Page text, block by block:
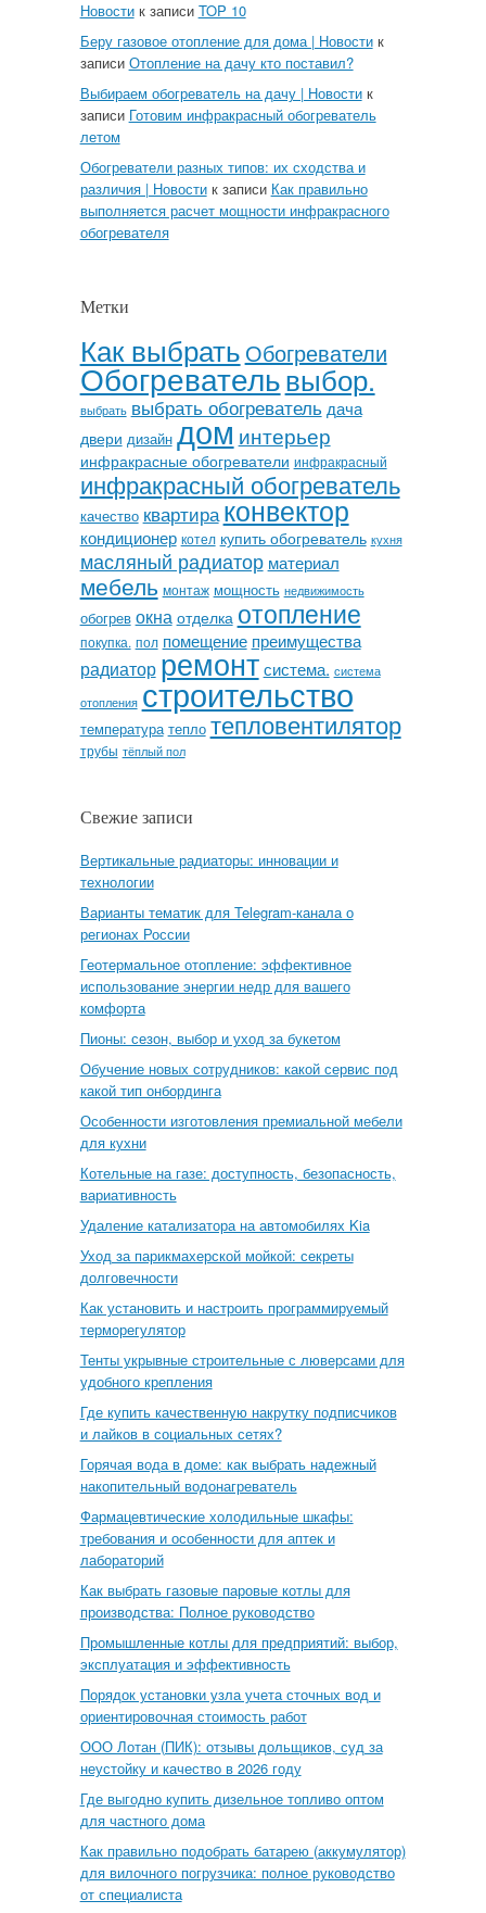
Новостик записи TOP 10
Беру газовое отопление для дома | Новостик
записи Отопление на дачу кто поставил?
Выбираем обогреватель на дачу | Новостик
записи Готовим инфракрасный обогреватель
летом
Обогреватели разных типов: их сходства и
различия | Новостик записи Как правильно
выполняется расчет мощности инфракрасного
обогревателя
Метки
Как выбрать Обогреватели
Обогревательвыбор.
выбрать выбрать обогреватель дача
двери дизайн дом интерьер
инфракрасные обогреватели инфракрасный
инфракрасный обогреватель
качество квартираконвектор
кондиционер котел купить обогреватель кухня
масляный радиатор материал
мебель монтаж мощность недвижимость
обогрев окна отделка отопление
покупка. пол помещение преимущества
радиатор ремонт система. система
отопления строительство
температура тепло тепловентилятор
трубы тёплый пол
Свежие записи
Вертикальные радиаторы: инновации и
технологии
Варианты тематик для Telegram-канала о
регионах России
Геотермальное отопление: эффективное
использование энергии недр для вашего
комфорта
Пионы: сезон, выбор и уход за букетом
Обучение новых сотрудников: какой сервис под
какой тип онбординга
Особенности изготовления премиальной мебели
для кухни
Котельные на газе: доступность, безопасность,
вариативность
Удаление катализатора на автомобилях Kia
Уход за парикмахерской мойкой: секреты
долговечности
Как установить и настроить программируемый
терморегулятор
Тенты укрывные строительные с люверсами для
удобного крепления
Где купить качественную накрутку подписчиков
и лайков в социальных сетях?
Горячая вода в доме: как выбрать надежный
накопительный водонагреватель
Фармацевтические холодильные шкафы:
требования и особенности для аптек и
лабораторий
Как выбрать газовые паровые котлы для
производства: Полное руководство
Промышленные котлы для предприятий: выбор,
эксплуатация и эффективность
Порядок установки узла учета сточных вод и
ориентировочная стоимость работ
ООО Лотан (ПИК): отзывы дольщиков, суд за
неустойку и качество в 2026 году
Где выгодно купить дизельное топливо оптом
для частного дома
Как правильно подобрать батарею (аккумулятор)
для вилочного погрузчика: полное руководство
от специалиста